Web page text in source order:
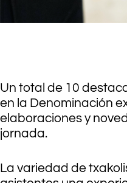
Un total de 10
en la Denominación
elaboraciones y
jornada.
La variedad de